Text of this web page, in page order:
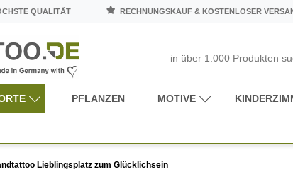
QUALITÄT RECHNUNGSKAUF & KOSTENLOSER
PFLANZEN MOTIVE
Lieblingsplatz zum Glücklichsein